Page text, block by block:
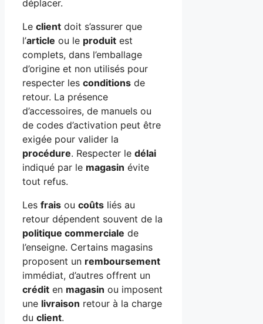
déplacer.
Le client doit s’assurer que
l’article ou le produit est
complets, dans l’emballage
d’origine et non utilisés pour
respecter les conditions de
retour. La présence
d’accessoires, de manuels ou
de codes d’activation peut être
exigée pour valider la
procédure. Respecter le délai
indiqué par le magasin évite
tout refus.
Les frais ou coûts liés au
retour dépendent souvent de la
politique commerciale de
l’enseigne. Certains magasins
proposent un remboursement
immédiat, d’autres offrent un
crédit en magasin ou imposent
une livraison retour à la charge
du client.